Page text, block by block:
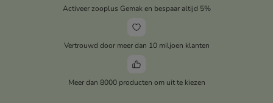
Activeer zooplus Gemak en bespaar altijd 5%
Vertrouwd door meer dan 10 miljoen klanten
Meer dan 8000 producten om uit te kiezen